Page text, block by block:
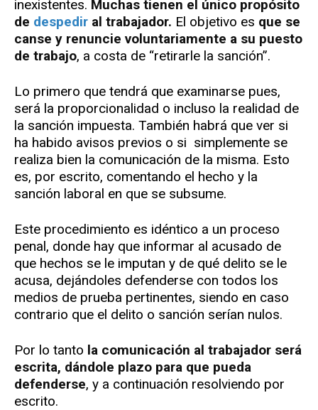
inexistentes. Muchas tienen el único propósito
de despedir al trabajador. El objetivo es que se
canse y renuncie voluntariamente a su puesto
de trabajo, a costa de “retirarle la sanción”.
Lo primero que tendrá que examinarse pues,
será la proporcionalidad o incluso la realidad de
la sanción impuesta. También habrá que ver si
ha habido avisos previos o si simplemente se
realiza bien la comunicación de la misma. Esto
es, por escrito, comentando el hecho y la
sanción laboral en que se subsume.
Este procedimiento es idéntico a un proceso
penal, donde hay que informar al acusado de
que hechos se le imputan y de qué delito se le
acusa, dejándoles defenderse con todos los
medios de prueba pertinentes, siendo en caso
contrario que el delito o sanción serían nulos.
Por lo tanto la comunicación al trabajador será
escrita, dándole plazo para que pueda
defenderse, y a continuación resolviendo por
escrito.